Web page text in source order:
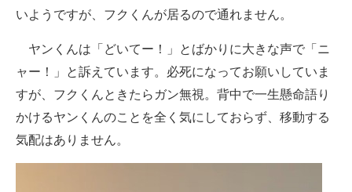
いようですが、フクくんが居るので通れません。
ヤンくんは「どいてー！」とばかりに大きな声で「ニ
ャー！」と訴えています。必死になってお願いしていま
すが、フクくんときたらガン無視。背中で一生懸命語り
かけるヤンくんのことを全く気にしておらず、移動する
気配はありません。